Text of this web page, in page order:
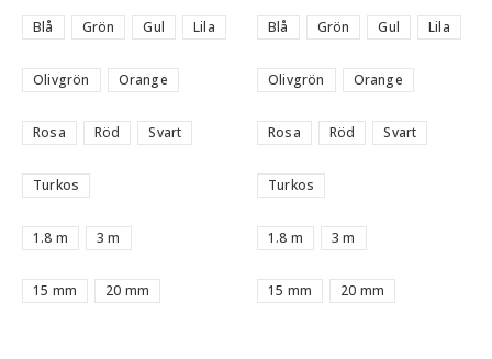
Blå Grön Gul Lila
Olivgrön Orange
Rosa Röd Svart
Turkos
1.8 m 3 m
15 mm 20 mm
Blå Grön Gul Lila
Olivgrön Orange
Rosa Röd Svart
Turkos
1.8 m 3 m
15 mm 20 mm